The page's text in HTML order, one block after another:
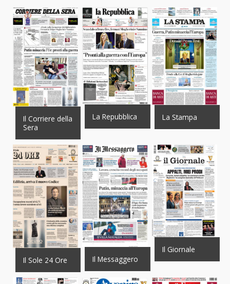
Il Corriere della
Sera
La Repubblica La Stampa
Il Sole 24 Ore Il Messaggero
Il Giornale